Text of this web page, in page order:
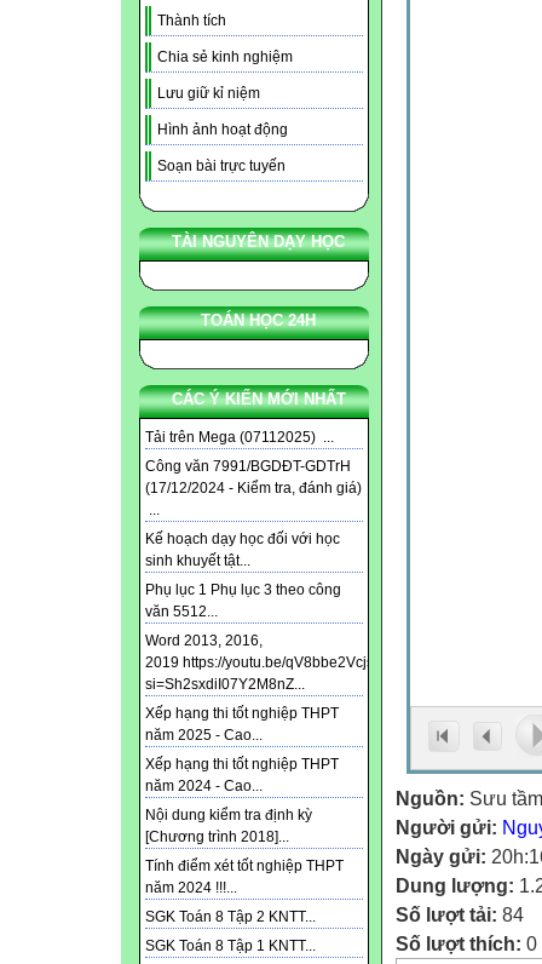
Thành tích
Chia sẻ kinh nghiệm
Lưu giữ kỉ niệm
Hình ảnh hoạt động
Soạn bài trực tuyến
TÀI NGUYÊN DẠY HỌC
TOÁN HỌC 24H
CÁC Ý KIẾN MỚI NHẤT
Tải trên Mega (07112025) ...
Công văn 7991/BGDĐT-GDTrH
(17/12/2024 - Kiểm tra, đánh giá)
...
Kế hoạch dạy học đối với học
sinh khuyết tật...
Phụ lục 1 Phụ lục 3 theo công
văn 5512...
Word 2013, 2016,
2019 https://youtu.be/qV8bbe2Vcjs?
si=Sh2sxdiI07Y2M8nZ...
Xếp hạng thi tốt nghiệp THPT
năm 2025 - Cao...
Xếp hạng thi tốt nghiệp THPT
năm 2024 - Cao...
Nội dung kiểm tra định kỳ
[Chương trình 2018]...
Tính điểm xét tốt nghiệp THPT
năm 2024 !!!...
SGK Toán 8 Tập 2 KNTT...
SGK Toán 8 Tập 1 KNTT...
Nguồn: Sưu tầm
Người gửi:
Ngày gửi:
Dung lượng:
Số lượt tải: 84
Số lượt thích: 0